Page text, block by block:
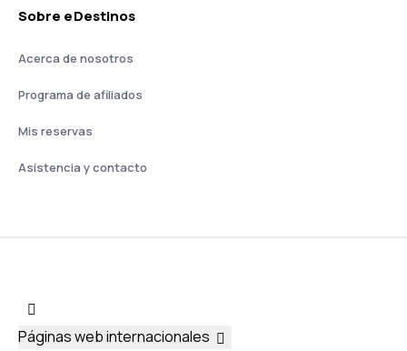
Sobre eDestinos
Acerca de nosotros
Programa de afiliados
Mis reservas
Asistencia y contacto
Páginas web internacionales